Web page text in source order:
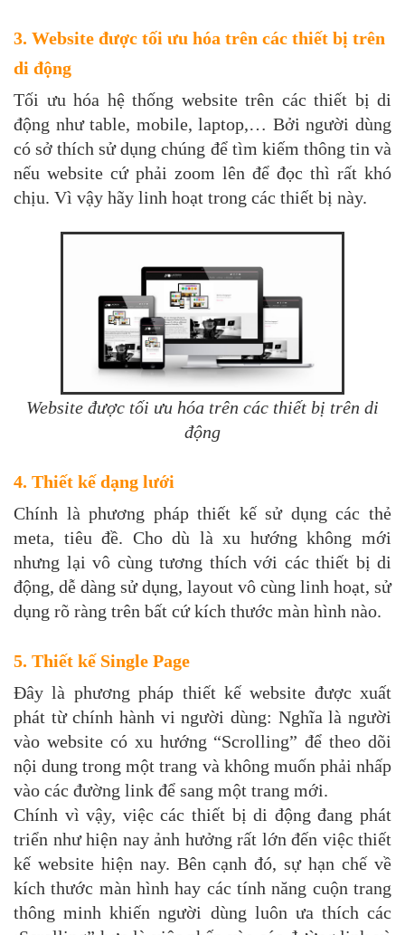
3. Website được tối ưu hóa trên các thiết bị trên
di động
Tối ưu hóa hệ thống website trên các thiết bị di
động như table, mobile, laptop,… Bởi người dùng
có sở thích sử dụng chúng để tìm kiếm thông tin và
nếu website cứ phải zoom lên để đọc thì rất khó
chịu. Vì vậy hãy linh hoạt trong các thiết bị này.
Website được tối ưu hóa trên các thiết bị trên di
động
4. Thiết kế dạng lưới
Chính là phương pháp thiết kế sử dụng các thẻ
meta, tiêu đề. Cho dù là xu hướng không mới
nhưng lại vô cùng tương thích với các thiết bị di
động, dễ dàng sử dụng, layout vô cùng linh hoạt, sử
dụng rõ ràng trên bất cứ kích thước màn hình nào.
5. Thiết kế Single Page
Đây là phương pháp thiết kế website được xuất
phát từ chính hành vi người dùng: Nghĩa là người
vào website có xu hướng “Scrolling” để theo dõi
nội dung trong một trang và không muốn phải nhấp
vào các đường link để sang một trang mới.
Chính vì vậy, việc các thiết bị di động đang phát
triển như hiện nay ảnh hưởng rất lớn đến việc thiết
kế website hiện nay. Bên cạnh đó, sự hạn chế về
kích thước màn hình hay các tính năng cuộn trang
thông minh khiến người dùng luôn ưa thích các